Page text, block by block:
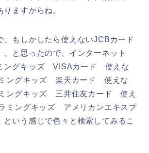
りますからね。
、もしかしたら使えないJCBカード
、と思ったので、インターネット
ングキッズ VISAカード 使えな
ングキッズ 楽天カード 使えな
ングキッズ 三井住友カード 使え
ミングキッズ アメリカンエキスプ
いう感じで色々と検索してみるこ